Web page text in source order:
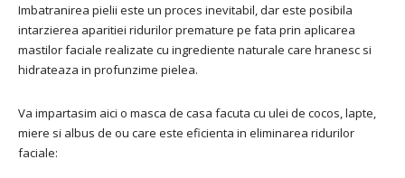
Imbatranirea pielii este un proces inevitabil, dar este posibila
intarzierea aparitiei ridurilor premature pe fata prin aplicarea
mastilor faciale realizate cu ingrediente naturale care hranesc si
hidrateaza in profunzime pielea.
Va impartasim aici o masca de casa facuta cu ulei de cocos, lapte,
miere si albus de ou care este eficienta in eliminarea ridurilor
faciale: